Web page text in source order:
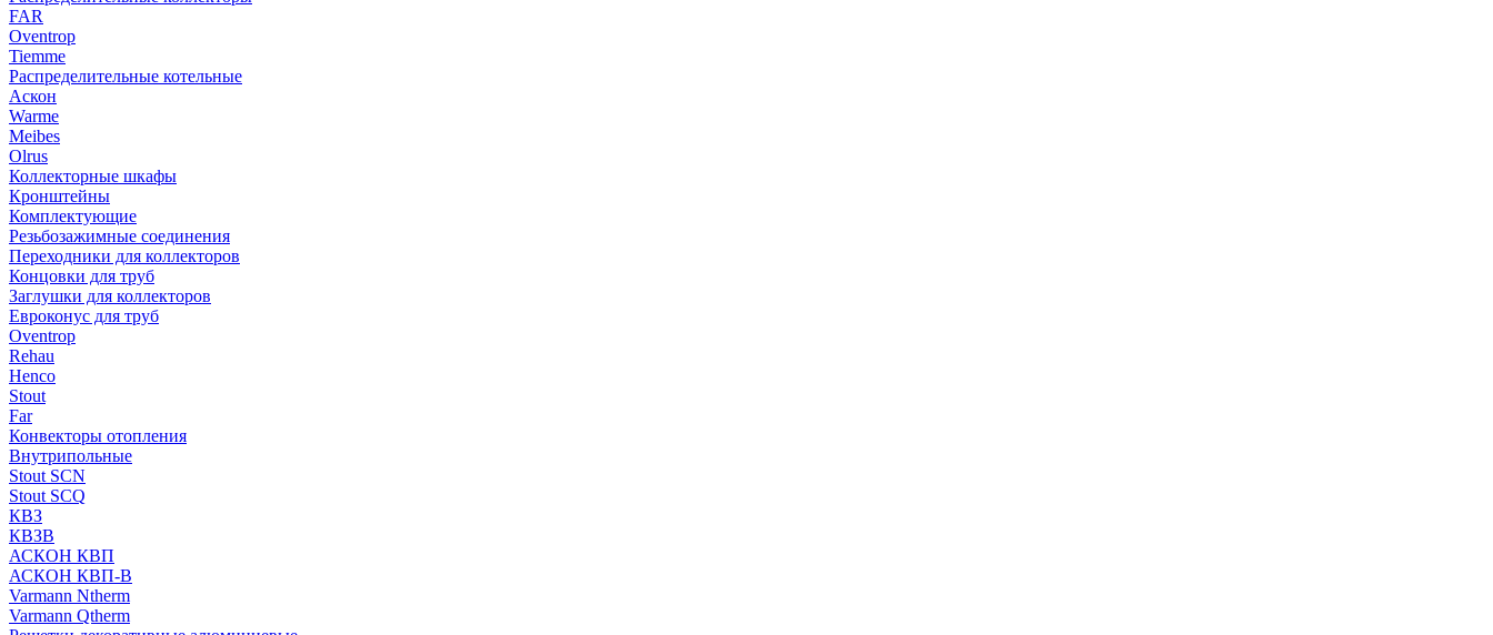
FAR
Oventrop
Tiemme
Распределительные котельные
Аскон
Warme
Meibes
Olrus
Коллекторные шкафы
Кронштейны
Комплектующие
Резьбозажимные соединения
Переходники для коллекторов
Концовки для труб
Заглушки для коллекторов
Евроконус для труб
Oventrop
Rehau
Henco
Stout
Far
Конвекторы отопления
Внутрипольные
Stout SCN
Stout SCQ
КВЗ
КВЗВ
АСКОН КВП
АСКОН КВП-В
Varmann Ntherm
Varmann Qtherm